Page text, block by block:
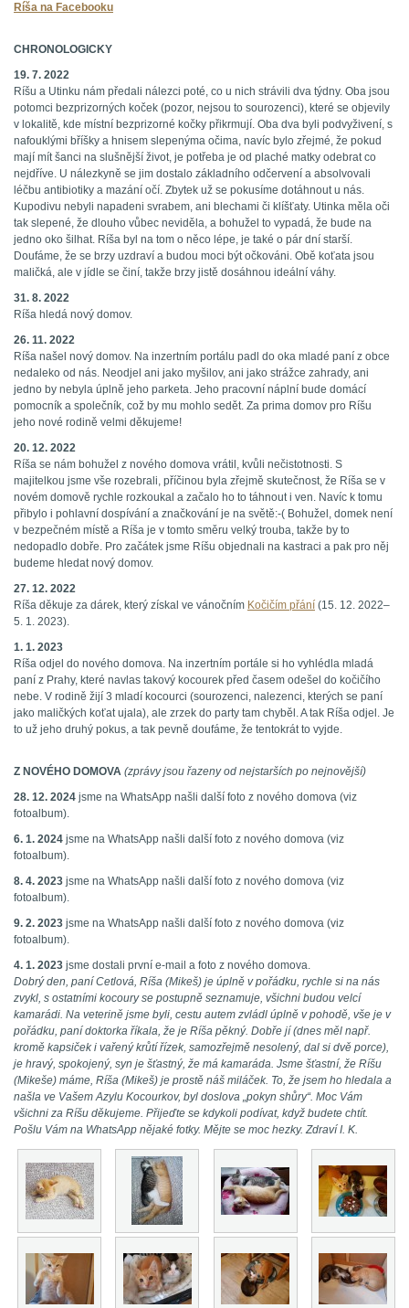
Ríša na Facebooku
CHRONOLOGICKY
19. 7. 2022
Ríšu a Utinku nám předali nálezci poté, co u nich strávili dva týdny. Oba jsou
potomci bezprizorných koček (pozor, nejsou to sourozenci), které se objevily
v lokalitě, kde místní bezprizorné kočky přikrmují. Oba dva byli podvyživení, s
nafouklými bříšky a hnisem slepenýma očima, navíc bylo zřejmé, že pokud
mají mít šanci na slušnější život, je potřeba je od plaché matky odebrat co
nejdříve. U nálezkyně se jim dostalo základního odčervení a absolvovali
léčbu antibiotiky a mazání očí. Zbytek už se pokusíme dotáhnout u nás.
Kupodivu nebyli napadeni svrabem, ani blechami či klíšťaty. Utinka měla oči
tak slepené, že dlouho vůbec neviděla, a bohužel to vypadá, že bude na
jedno oko šilhat. Ríša byl na tom o něco lépe, je také o pár dní starší.
Doufáme, že se brzy uzdraví a budou moci být očkováni. Obě koťata jsou
maličká, ale v jídle se činí, takže brzy jistě dosáhnou ideální váhy.
31. 8. 2022
Ríša hledá nový domov.
26. 11. 2022
Ríša našel nový domov. Na inzertním portálu padl do oka mladé paní z obce
nedaleko od nás. Neodjel ani jako myšilov, ani jako strážce zahrady, ani
jedno by nebyla úplně jeho parketa. Jeho pracovní náplní bude domácí
pomocník a společník, což by mu mohlo sedět. Za prima domov pro Ríšu
jeho nové rodině velmi děkujeme!
20. 12. 2022
Ríša se nám bohužel z nového domova vrátil, kvůli nečistotnosti. S
majitelkou jsme vše rozebrali, příčinou byla zřejmě skutečnost, že Ríša se v
novém domově rychle rozkoukal a začalo ho to táhnout i ven. Navíc k tomu
přibylo i pohlavní dospívání a značkování je na světě:-( Bohužel, domek není
v bezpečném místě a Ríša je v tomto směru velký trouba, takže by to
nedopadlo dobře. Pro začátek jsme Ríšu objednali na kastraci a pak pro něj
budeme hledat nový domov.
27. 12. 2022
Ríša děkuje za dárek, který získal ve vánočním Kočičím přání (15. 12. 2022–
5. 1. 2023).
1. 1. 2023
Ríša odjel do nového domova. Na inzertním portále si ho vyhlédla mladá
paní z Prahy, které navlas takový kocourek před časem odešel do kočičího
nebe. V rodině žijí 3 mladí kocourci (sourozenci, nalezenci, kterých se paní
jako maličkých koťat ujala), ale zrzek do party tam chyběl. A tak Ríša odjel. Je
to už jeho druhý pokus, a tak pevně doufáme, že tentokrát to vyjde.
Z NOVÉHO DOMOVA (zprávy jsou řazeny od nejstarších po nejnovější)
28. 12. 2024 jsme na WhatsApp našli další foto z nového domova (viz
fotoalbum).
6. 1. 2024 jsme na WhatsApp našli další foto z nového domova (viz
fotoalbum).
8. 4. 2023 jsme na WhatsApp našli další foto z nového domova (viz
fotoalbum).
9. 2. 2023 jsme na WhatsApp našli další foto z nového domova (viz
fotoalbum).
4. 1. 2023 jsme dostali první e-mail a foto z nového domova.
Dobrý den, paní Cetlová, Ríša (Mikeš) je úplně v pořádku, rychle si na nás
zvykl, s ostatními kocoury se postupně seznamuje, všichni budou velcí
kamarádi. Na veterině jsme byli, cestu autem zvládl úplně v pohodě, vše je v
pořádku, paní doktorka říkala, že je Ríša pěkný. Dobře jí (dnes měl např.
kromě kapsiček i vařený krůtí řízek, samozřejmě nesolený, dal si dvě porce),
je hravý, spokojený, syn je šťastný, že má kamaráda. Jsme šťastní, že Ríšu
(Mikeše) máme, Ríša (Mikeš) je prostě náš miláček. To, že jsem ho hledala a
našla ve Vašem Azylu Kocourkov, byl doslova „pokyn shůry“. Moc Vám
všichni za Ríšu děkujeme. Přijeďte se kdykoli podívat, když budete chtít.
Pošlu Vám na WhatsApp nějaké fotky. Mějte se moc hezky. Zdraví I. K.